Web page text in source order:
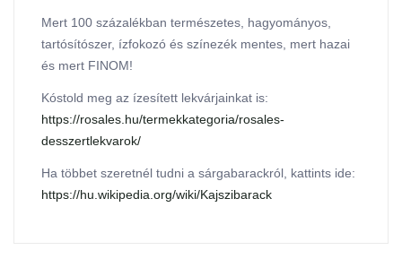
Mert 100 százalékban természetes, hagyományos,
tartósítószer, ízfokozó és színezék mentes, mert hazai
és mert FINOM!
Kóstold meg az ízesített lekvárjainkat is:
https://rosales.hu/termekkategoria/rosales-
desszertlekvarok/
Ha többet szeretnél tudni a sárgabarackról, kattints ide:
https://hu.wikipedia.org/wiki/Kajszibarack